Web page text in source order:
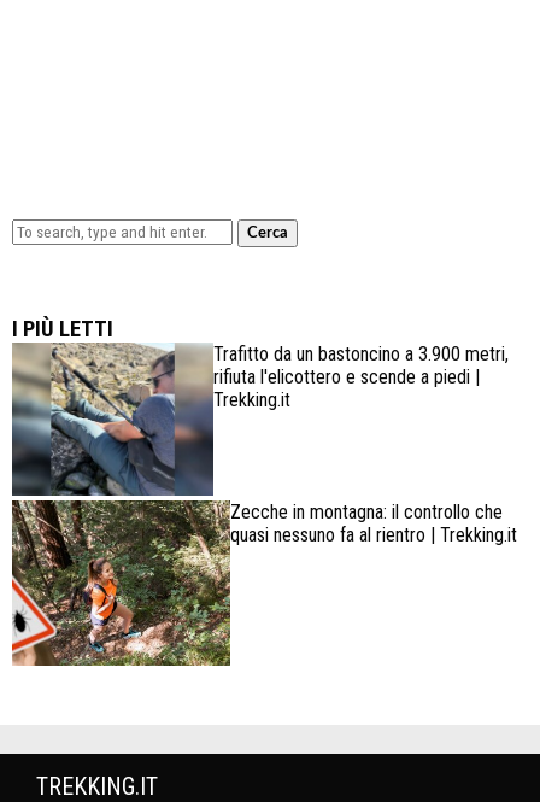
Cerca
I PIÙ LETTI
Trafitto da un bastoncino a 3.900 metri,
rifiuta l'elicottero e scende a piedi |
Trekking.it
Zecche in montagna: il controllo che
quasi nessuno fa al rientro | Trekking.it
TREKKING.IT